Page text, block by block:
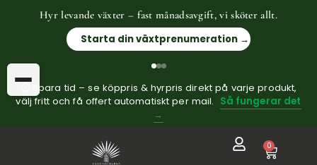
Hyr levande växter – fast månadsavgift, vi sköter allt.
Starta din växtprenumeration →
⏱ Spara tid – se köppris & hyrpris direkt på varje produkt,
välj fritt och få offert automatiskt per mail. Så fungerar det
→
0